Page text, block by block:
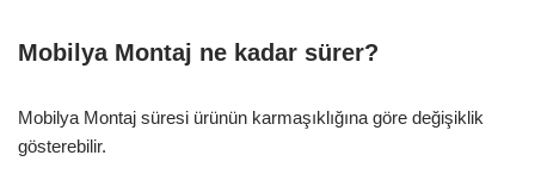
Mobilya Montaj ne kadar sürer?
Mobilya Montaj süresi ürünün karmaşıklığına göre değişiklik
gösterebilir.